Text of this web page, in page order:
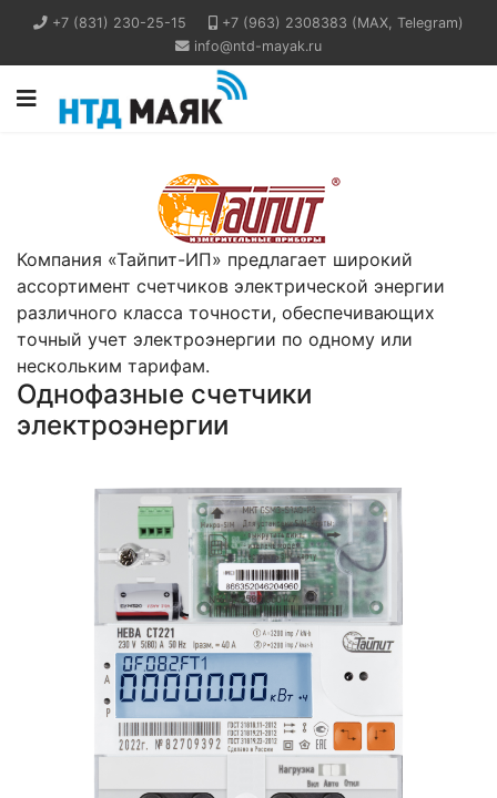
+7 (831) 230-25-15
+7 (963) 2308383 (MAX, Telegram)
info@ntd-mayak.ru
Компания «Тайпит-ИП» предлагает широкий
ассортимент счетчиков электрической энергии
различного класса точности, обеспечивающих
точный учет электроэнергии по одному или
нескольким тарифам.
Однофазные счетчики
электроэнергии